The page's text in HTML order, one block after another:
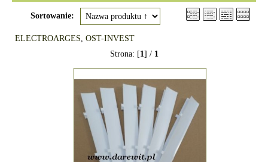
Sortowanie:
ELECTROARGES, OST-INVEST
Strona: [1] / 1